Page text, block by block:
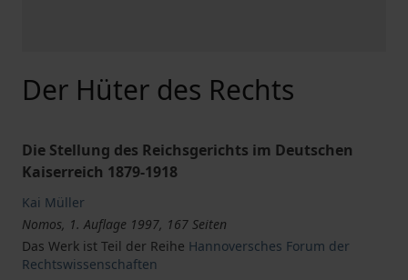
Der Hüter des Rechts
Die Stellung des Reichsgerichts im Deutschen
Kaiserreich 1879-1918
Kai Müller
Nomos, 1. Auflage 1997, 167 Seiten
Das Werk ist Teil der Reihe Hannoversches Forum der
Rechtswissenschaften